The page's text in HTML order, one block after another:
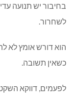
בחיבור יש תנועה
לשחרור.
הוא דורש אומץ לא
כשאין תשובה.
לפעמים, דווקא